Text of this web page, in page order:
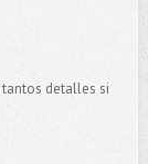
tantos detalles si